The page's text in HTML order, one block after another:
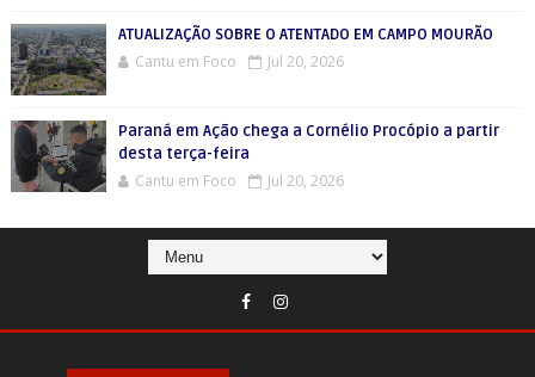
ATUALIZAÇÃO SOBRE O ATENTADO EM CAMPO MOURÃO
Cantu em Foco Jul 20, 2026
Paraná em Ação chega a Cornélio Procópio a partir
desta terça-feira
Cantu em Foco Jul 20, 2026